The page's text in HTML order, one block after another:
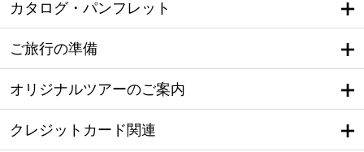
カタログ・パンフレット
ご旅行の準備
オリジナルツアーのご案内
クレジットカード関連